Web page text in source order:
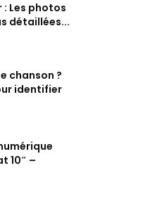
: Les photos
détaillées...
chanson ?
identifier
10″ –